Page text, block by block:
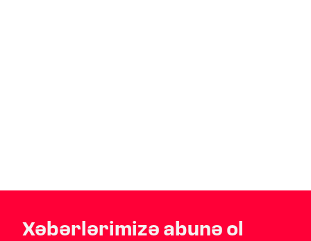
Xəbərlərimizə abunə ol